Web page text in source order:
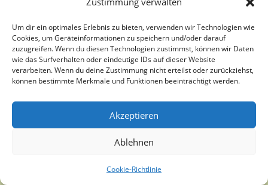
Um dir ein optimales Erlebnis zu bieten, verwenden wir Technologien wie
Cookies, um Geräteinformationen zu speichern und/oder darauf
zuzugreifen. Wenn du diesen Technologien zustimmst, können wir Daten
wie das Surfverhalten oder eindeutige IDs auf dieser Website
verarbeiten. Wenn du deine Zustimmung nicht erteilst oder zurückziehst,
können bestimmte Merkmale und Funktionen beeinträchtigt werden.
Akzeptieren
Ablehnen
Cookie-Richtlinie
Copyright Kunstverein Paderborn e.V. - Theme by OceanWP